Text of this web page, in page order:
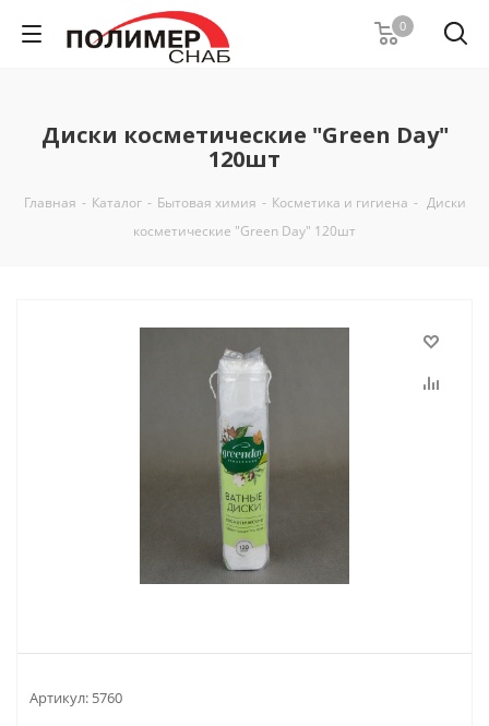
0
Диски косметические "Green Day"
120шт
Главная - Каталог - Бытовая химия - Косметика и гигиена - Диски
косметические "Green Day" 120шт
Артикул: 5760